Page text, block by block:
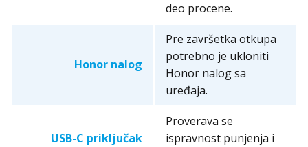
deo procene.
Honor nalog
Pre završetka otkupa
potrebno je ukloniti
Honor nalog sa
uređaja.
USB-C priključak
Proverava se
ispravnost punjenja i